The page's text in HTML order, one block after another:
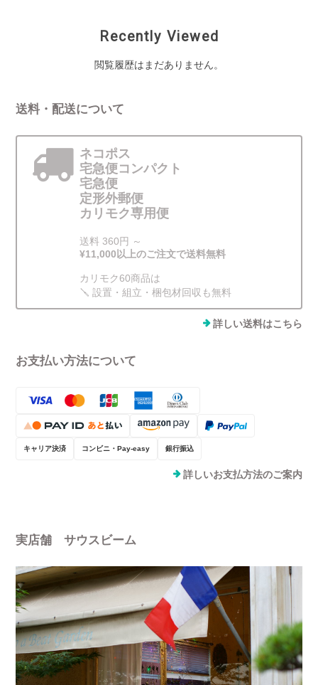
Recently Viewed
閲覧履歴はまだありません。
送料・配送について
ネコポス
宅急便コンパクト
宅急便
定形外郵便
カリモク専用便
送料 360円 ～
¥11,000以上のご注文で送料無料
カリモク60商品は
🪛 設置・組立・梱包材回収も無料
詳しい送料はこちら
お支払い方法について
キャリア決済 コンビニ・Pay-easy 銀行振込
詳しいお支払方法のご案内
実店舗 サウスビーム